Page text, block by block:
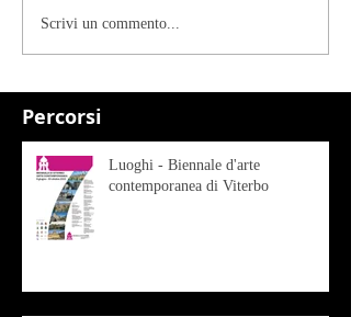
Percorsi
Scrivi un commento...
Luoghi - Biennale d'arte
contemporanea di Viterbo